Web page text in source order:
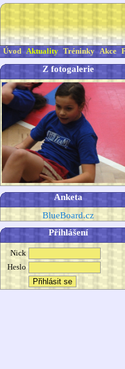
Úvod Aktuality Tréninky Akce
Z fotogalerie
Anketa
BlueBoard.cz
Přihlášení
Nick
Heslo